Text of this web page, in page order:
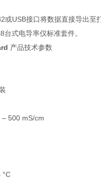
或USB接口将数据直接导出
式电导率仪标准套件。
产品技术参数
500 mS/cm
°C